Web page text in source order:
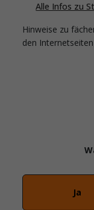
Alle Infos zu
Hinweise zu
den
Ja